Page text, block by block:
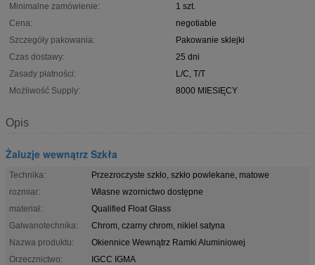
Minimalne zamówienie:
1 szt.
Cena:
negotiable
Szczegóły pakowania:
Pakowanie sklejki
Czas dostawy:
25 dni
Zasady płatności:
L/C, T/T
Możliwość Supply:
8000 MIESIĘCY
Opis
Żaluzje wewnątrz Szkła
Technika:
Przezroczyste szkło, szkło powlekane, matowe
rozmiar:
Własne wzornictwo dostępne
materiał:
Qualified Float Glass
Galwanotechnika:
Chrom, czarny chrom, nikiel satyna
Nazwa produktu:
Okiennice Wewnątrz Ramki Aluminiowej
Orzecznictwo:
IGCC IGMA